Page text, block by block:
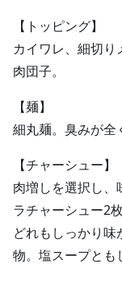
【トッピング】
カイワレ、細切り
肉団子。
【麺】
細丸麺。臭みが全
【チャーシュー】
肉増しを選択し
ラチャーシュー2
どれもしっかり
物。塩スープとも